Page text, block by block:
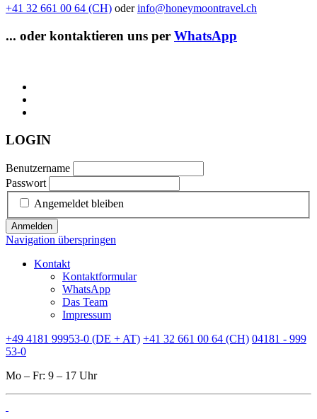
+41 32 661 00 64 (CH) oderinfo@honeymoontravel.ch
... oder kontaktieren uns per WhatsApp
LOGIN
Benutzername
Passwort
Angemeldet bleiben
Anmelden
Navigation überspringen
Kontakt
Kontaktformular
WhatsApp
Das Team
Impressum
+49 4181 99953-0 (DE + AT) +41 32 661 00 64 (CH) 04181 - 999
53-0
Mo – Fr: 9 – 17 Uhr